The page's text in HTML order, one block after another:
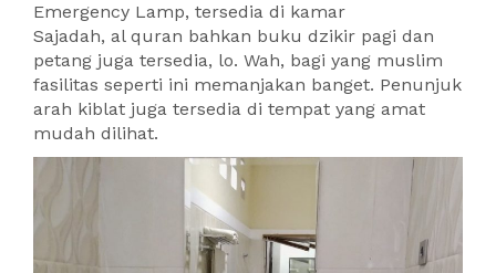
Emergency Lamp, tersedia di kamar
Sajadah, al quran bahkan buku dzikir pagi dan
petang juga tersedia, lo. Wah, bagi yang muslim
fasilitas seperti ini memanjakan banget. Penunjuk
arah kiblat juga tersedia di tempat yang amat
mudah dilihat.